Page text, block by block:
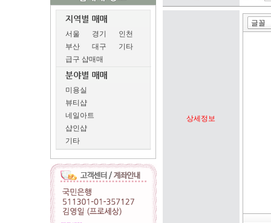
서울 경기
인천
부산
대구
기타
급구 샵매매
미용실
뷰티샵
네일아트
샵인샵
기타
상세정보